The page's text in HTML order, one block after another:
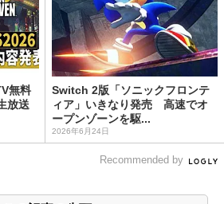
無料
放送
Switch 2版「ソニックフロンテ
ィア」いきなり発売 高速でオ
ープンゾーンを駆...
2026年6月24日
Recommended by